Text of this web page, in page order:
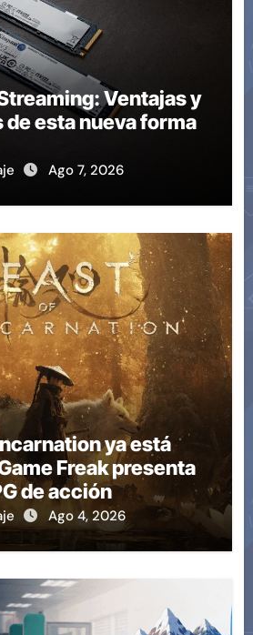
Ventajas y
esta nueva forma
Ago 7, 2026
ya está
Freak presenta
de acción
Ago 4, 2026